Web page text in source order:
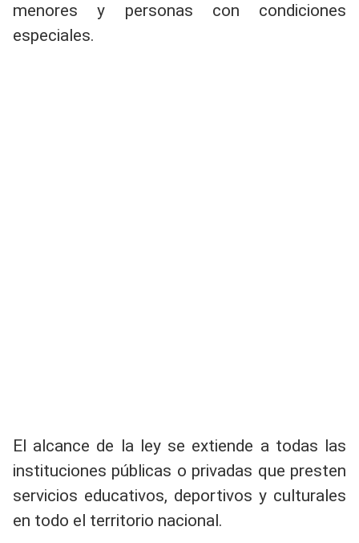
menores y personas con condiciones
especiales.
El alcance de la ley se extiende a todas las
instituciones públicas o privadas que presten
servicios educativos, deportivos y culturales
en todo el territorio nacional.